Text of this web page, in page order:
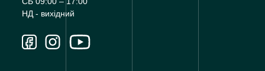
НД - вихідний